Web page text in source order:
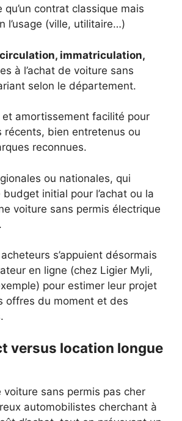
qu’un contrat classique mais
l’usage (ville, utilitaire…)
immatriculation,
à l’achat de voiture sans
selon le département.
amortissement facilité pour
récents, bien entretenus ou
reconnues.
ou nationales, qui
initial pour l’achat ou la
voiture sans permis électrique
s’appuient désormais
en ligne (chez Ligier Myli,
pour estimer leur projet
offres du moment et des
versus location longue
voiture sans permis pas cher
automobilistes cherchant à